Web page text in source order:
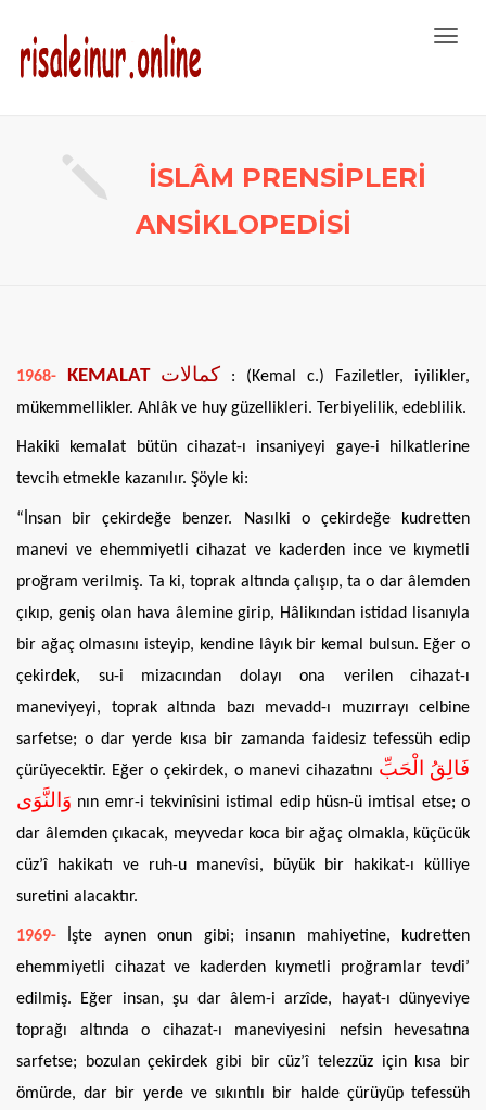
İSLÂM PRENSİPLERİ
ANSİKLOPEDİSİ
1968- KEMALAT
: (Kemal c.) Faziletler, iyilikler,
mükemmellikler. Ahlâk ve huy güzellikleri. Terbiyelilik, edeblilik.
Hakiki kemalat bütün cihazat-ı insaniyeyi gaye-i hilkatlerine
tevcih etmekle kazanılır. Şöyle ki:
“İnsan bir çekirdeğe benzer. Nasılki o çekirdeğe kudretten
manevi ve ehemmiyetli cihazat ve kaderden ince ve kıymetli
proğram verilmiş. Ta ki, toprak altında çalışıp, ta o dar âlemden
çıkıp, geniş olan hava âlemine girip, Hâlikından istidad lisanıyla
bir ağaç olmasını isteyip, kendine lâyık bir kemal bulsun. Eğer o
çekirdek, su-i mizacından dolayı ona verilen cihazat-ı
maneviyeyi, toprak altında bazı mevadd-ı muzırrayı celbine
sarfetse; o dar yerde kısa bir zamanda faidesiz tefessüh edip
çürüyecektir. Eğer o çekirdek, o manevi cihazatını
وَالنَّوَى nın emr-i tekvinîsini istimal edip hüsn-ü imtisal etse; o
dar âlemden çıkacak, meyvedar koca bir ağaç olmakla, küçücük
cüz’î hakikatı ve ruh-u manevîsi, büyük bir hakikat-ı külliye
suretini alacaktır.
1969-
İşte aynen onun gibi; insanın mahiyetine, kudretten
ehemmiyetli cihazat ve kaderden kıymetli proğramlar tevdi’
edilmiş. Eğer insan, şu dar âlem-i arzîde, hayat-ı dünyeviye
toprağı altında o cihazat-ı maneviyesini nefsin hevesatına
sarfetse; bozulan çekirdek gibi bir cüz’î telezzüz için kısa bir
ömürde, dar bir yerde ve sıkıntılı bir halde çürüyüp tefessüh